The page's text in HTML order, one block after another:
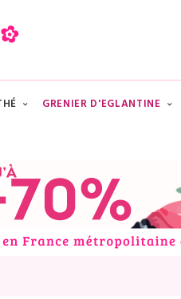
GRENIER D'EGLANTINE